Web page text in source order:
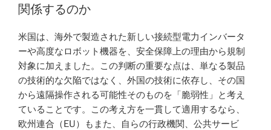
関係するのか
米国は、海外で製造された新しい接続型電力インバータ
ーや高度なロボット機器を、安全保障上の理由から規制
対象に加えました。この判断の重要な点は、単なる製品
の技術的な欠陥ではなく、外国の技術に依存し、その国
から遠隔操作される可能性そのものを「脆弱性」と考え
ていることです。この考え方を一貫して適用するなら、
欧州連合（EU）もまた、自らの行政機関、公共サービ